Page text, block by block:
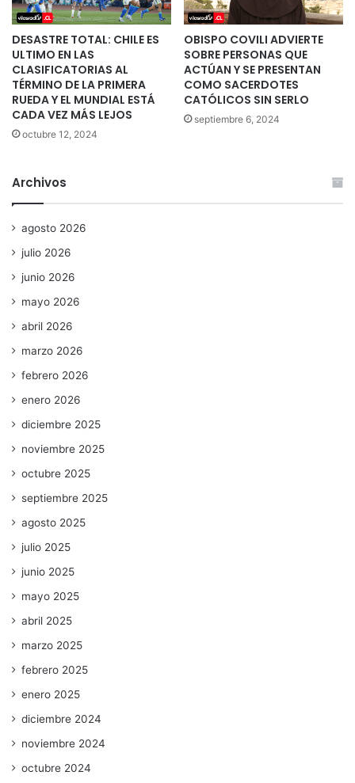
DESASTRE TOTAL: CHILE ES
ULTIMO EN LAS
CLASIFICATORIAS AL
TÉRMINO DE LA PRIMERA
RUEDA Y EL MUNDIAL ESTÁ
CADA VEZ MÁS LEJOS
octubre 12, 2024
OBISPO COVILI ADVIERTE
SOBRE PERSONAS QUE
ACTÚAN Y SE PRESENTAN
COMO SACERDOTES
CATÓLICOS SIN SERLO
septiembre 6, 2024
Archivos
agosto 2026
julio 2026
junio 2026
mayo 2026
abril 2026
marzo 2026
febrero 2026
enero 2026
diciembre 2025
noviembre 2025
octubre 2025
septiembre 2025
agosto 2025
julio 2025
junio 2025
mayo 2025
abril 2025
marzo 2025
febrero 2025
enero 2025
diciembre 2024
noviembre 2024
octubre 2024